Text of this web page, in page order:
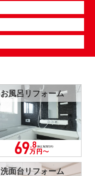
お風呂リフォーム
洗面台リフォーム